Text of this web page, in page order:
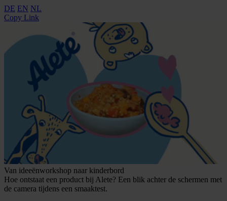
DE EN NL
Copy Link
Van ideeënworkshop naar kinderbord
Hoe ontstaat een product bij Alete? Een blik achter de schermen met
de camera tijdens een smaaktest.